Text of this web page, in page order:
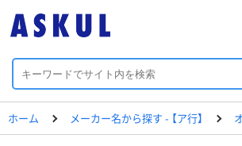
ホーム メーカー名から探す - 【ア行】